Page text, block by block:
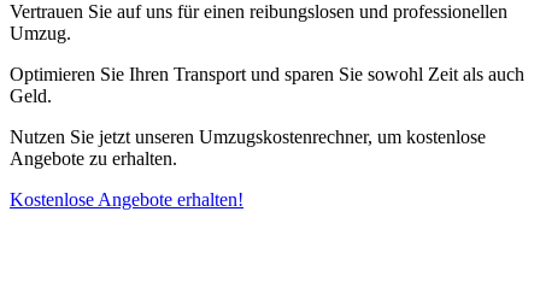
Vertrauen Sie auf uns für einen reibungslosen und professionellen
Umzug.
Optimieren Sie Ihren Transport und sparen Sie sowohl Zeit als auch
Geld.
Nutzen Sie jetzt unseren Umzugskostenrechner, um kostenlose
Angebote zu erhalten.
Kostenlose Angebote erhalten!